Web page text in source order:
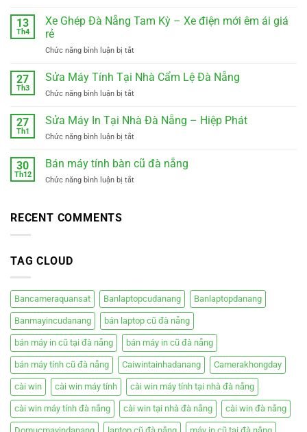
gửi
hàng
đức
nẵng
13
Th4
Xe Ghép Đà Nẵng Tam Kỳ – Xe điện mới êm ái giá
rẻ
Chức năng bình luận bị tắtở
Ghép
Nẵng
Kỳ
mới
êm
27
Th3
Sửa Máy Tính Tại Nhà Cẩm Lệ Đà Nẵng
Chức năng bình luận bị tắtở
Máy
Tại
Cẩm
27
Th1
Sửa Máy In Tại Nhà Đà Nẵng – Hiệp Phát
Chức năng bình luận bị tắtở
Máy
Tại
30
Th12
Bán máy tính bàn cũ đà nẵng
Chức năng bình luận bị tắtở
RECENT COMMENTS
TAG CLOUD
Bancameraquansat Banlaptopcudanang Banlaptopdanang
Banmayincudanang bán laptop cũ đà nẵng
bán máy in cũ tại đà nẵng bán máy in cũ đà nẵng
bán máy tính cũ đà nẵng Caiwintainhadanang Camerakhongday
cài win cài win máy tính cài win máy tính tại nhà đà nẵng
cài win máy tính đà nẵng cài win tại nhà đà nẵng cài win đà nẵng